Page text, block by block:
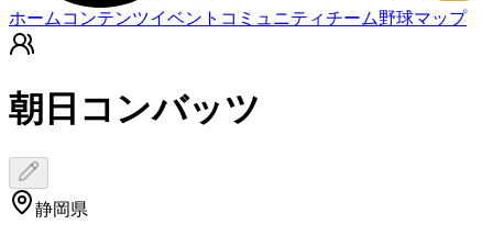
ホーム コンテンツイベント コミュニティチーム野球マップ
朝日コンバッツ
静岡県